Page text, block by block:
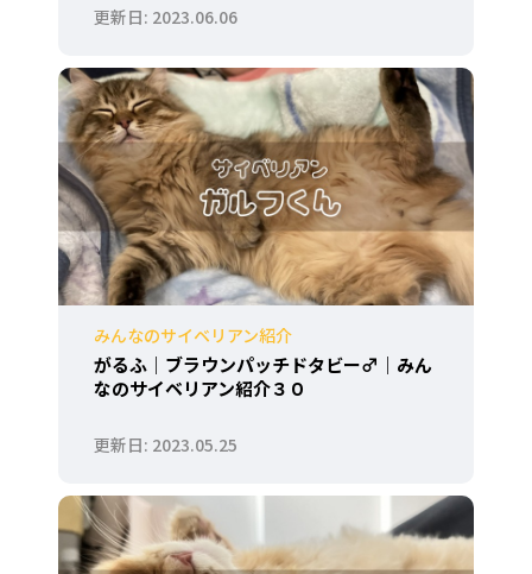
2023.06.06
みんなのサイベリアン紹介
がるふ｜ブラウンパッチドタビー♂｜みん
なのサイベリアン紹介３０
2023.05.25